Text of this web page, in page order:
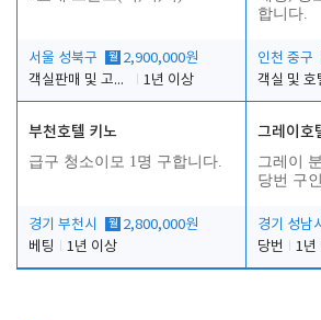
서울 성북구 월 2,900,000원
객실판매 및 고객응대
1년 이상
합니다.
인천 중구
객실 및 호
부천호텔 키노
급구 청소이모 1명 구합니다.
경기 부천시 월 2,800,000원
베팅
1년 이상
그레이호
그레이
당번 구
경기 성남시
당번
1년